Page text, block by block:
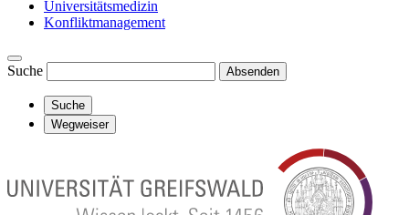
Universitätsmedizin
Konfliktmanagement
Suche Absenden
Suche
Wegweiser